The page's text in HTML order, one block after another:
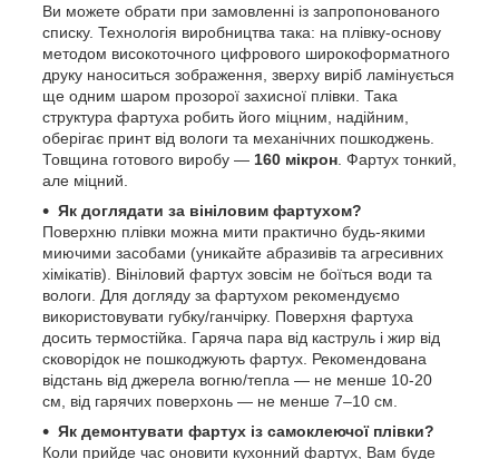
Ви можете обрати при замовленні із запропонованого
списку. Технологія виробництва така: на плівку-основу
методом високоточного цифрового широкоформатного
друку наноситься зображення, зверху виріб ламінується
ще одним шаром прозорої захисної плівки. Така
структура фартуха робить його міцним, надійним,
оберігає принт від вологи та механічних пошкоджень.
Товщина готового виробу — 160 мікрон . Фартух тонкий,
але міцний.
Як доглядати за вініловим фартухом?
Поверхню плівки можна мити практично будь-якими
миючими засобами (уникайте абразивів та агресивних
хімікатів). Вініловий фартух зовсім не боїться води та
вологи. Для догляду за фартухом рекомендуємо
використовувати губку/ганчірку. Поверхня фартуха
досить термостійка. Гаряча пара від каструль і жир від
сковорідок не пошкоджують фартух. Рекомендована
відстань від джерела вогню/тепла — не менше 10-20
см, від гарячих поверхонь — не менше 7–10 см.
Як демонтувати фартух із самоклеючої плівки?
Коли прийде час оновити кухонний фартух, Вам буде